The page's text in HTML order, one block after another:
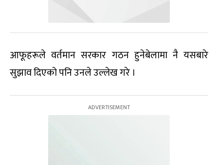
आफूहरूले वर्तमान सरकार गठन हुनेबेलामा नै यसबारे
सुझाव दिएको पनि उनले उल्लेख गरे ।